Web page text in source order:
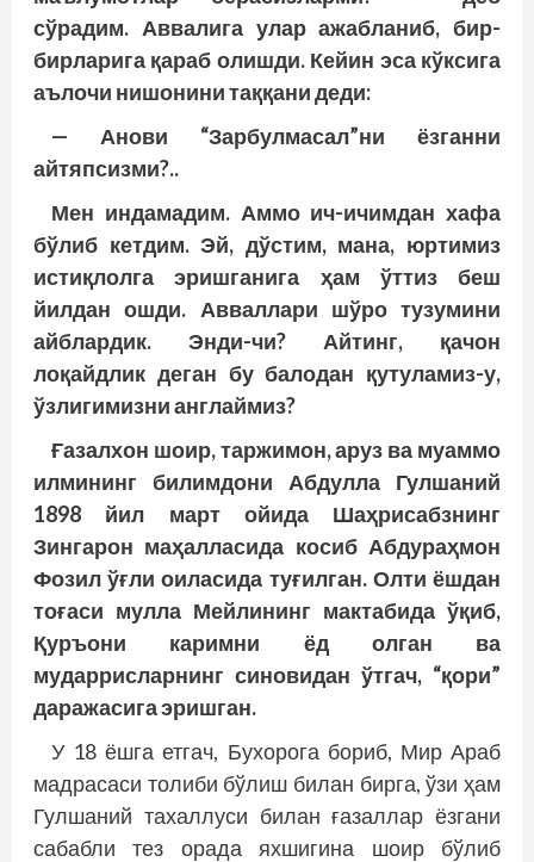
сўрадим. Аввалига улар ажабланиб, бир-
бирларига қараб олишди. Кейин эса кўксига
аълочи нишонини таққани деди:
— Анови “Зарбулмасал”ни ёзганни
айтяпсизми?..
Мен индамадим. Аммо ич-ичимдан хафа
бўлиб кетдим. Эй, дўстим, мана, юртимиз
истиқлолга эришганига ҳам ўттиз беш
йилдан ошди. Авваллари шўро тузумини
айблардик. Энди-чи? Айтинг, қачон
лоқайдлик деган бу балодан қутуламиз-у,
ўзлигимизни англаймиз?
Ғазалхон шоир, таржимон, аруз ва муаммо
илмининг билимдони Абдулла Гулшаний
1898 йил март ойида Шаҳрисабзнинг
Зингарон маҳалласида косиб Абдураҳмон
Фозил ўғли оиласида туғилган. Олти ёшдан
тоғаси мулла Мейлининг мактабида ўқиб,
Қуръони каримни ёд олган ва
мударрисларнинг синовидан ўтгач, “қори”
даражасига эришган.
У 18 ёшга етгач, Бухорога бориб, Мир Араб
мадрасаси толиби бўлиш билан бирга, ўзи ҳам
Гулшаний тахаллуси билан ғазаллар ёзгани
сабабли тез орада яхшигина шоир бўлиб